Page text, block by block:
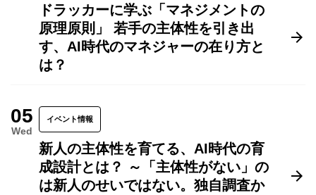
ドラッカーに学ぶ「マネジメントの
原理原則」 若手の主体性を引き出
す、AI時代のマネジャーの在り方と
は？
05
Wed
イベント情報
新人の主体性を育てる、AI時代の育
成設計とは？ ～「主体性がない」の
は新人のせいではない。独自調査か